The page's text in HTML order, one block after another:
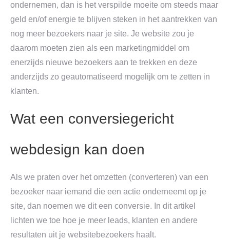
ondernemen, dan is het verspilde moeite om steeds maar
geld en/of energie te blijven steken in het aantrekken van
nog meer bezoekers naar je site. Je website zou je
daarom moeten zien als een marketingmiddel om
enerzijds nieuwe bezoekers aan te trekken en deze
anderzijds zo geautomatiseerd mogelijk om te zetten in
klanten.
Wat een conversiegericht
webdesign kan doen
Als we praten over het omzetten (converteren) van een
bezoeker naar iemand die een actie onderneemt op je
site, dan noemen we dit een conversie. In dit artikel
lichten we toe hoe je meer leads, klanten en andere
resultaten uit je websitebezoekers haalt.